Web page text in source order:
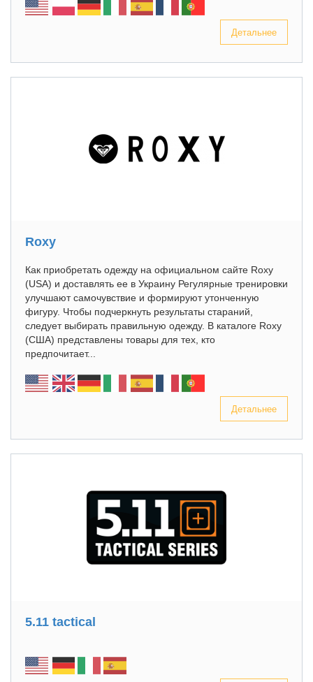
Детальнее
Roxy
Как приобретать одежду на официальном сайте Roxy
(USA) и доставлять ее в Украину Регулярные тренировки
улучшают самочувствие и формируют утонченную
фигуру. Чтобы подчеркнуть результаты стараний,
следует выбирать правильную одежду. В каталоге Roxy
(США) представлены товары для тех, кто
предпочитает...
Детальнее
5.11 tactical